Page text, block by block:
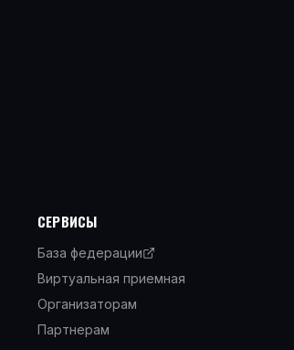
СЕРВИСЫ
База федерации
Виртуальная приемная
Организаторам
Партнерам